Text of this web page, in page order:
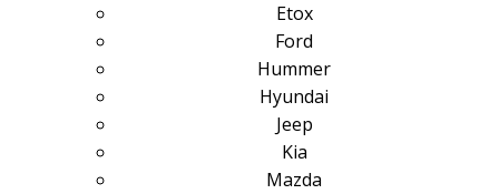
Etox
Ford
Hummer
Hyundai
Jeep
Kia
Mazda